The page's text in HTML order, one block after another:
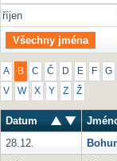
říjen
Všechny jména
A B C Č D E F G
V W X Y Z Ž
Datum
28.12.